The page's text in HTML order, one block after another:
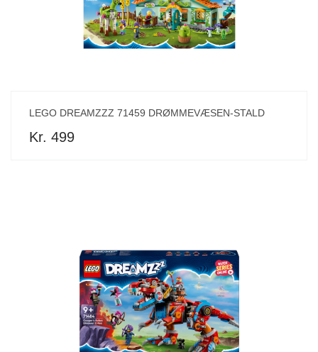
LEGO DREAMZZZ 71459 DRØMMEVÆSEN-STALD
Kr. 499